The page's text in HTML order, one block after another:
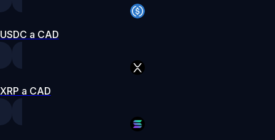
USDC a CAD
XRP a CAD